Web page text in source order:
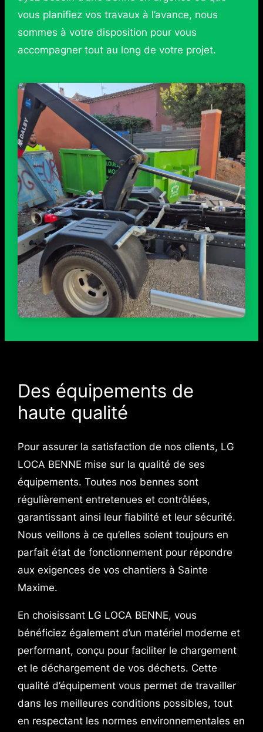
vous planifiez vos travaux à l’avance, nous
sommes à votre disposition pour vous
accompagner tout au long de votre projet.
Des équipements de
haute qualité
Pour assurer la satisfaction de nos clients, LG
LOCA BENNE mise sur la qualité de ses
équipements. Toutes nos bennes sont
régulièrement entretenues et contrôlées,
garantissant ainsi leur fiabilité et leur sécurité.
Nous veillons à ce qu’elles soient toujours en
parfait état de fonctionnement pour répondre
aux exigences de vos chantiers à Sainte
Maxime.
En choisissant LG LOCA BENNE, vous
bénéficiez également d’un matériel moderne et
performant, conçu pour faciliter le chargement
et le déchargement de vos déchets. Cette
qualité d’équipement vous permet de travailler
dans les meilleures conditions possibles, tout
en respectant les normes environnementales en